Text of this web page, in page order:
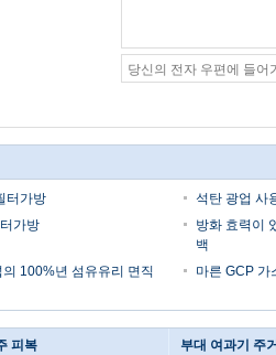
터가방
석탄 광업 사
가방
방화 효력이
백
100%년 섬유유리 면직
마른 GCP 가
피복 부대 여과기 주거